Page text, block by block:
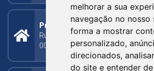
melhorar a sua
navegação no nosso
forma a mostrar
personalizado,
direcionados,
do site e entender
Prefeitura Municipal
Rua Silva Jardim, 505 - Bairro Centro
000